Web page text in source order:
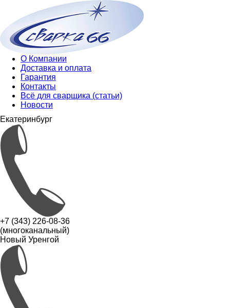
О Компании
Доставка и оплата
Гарантия
Контакты
Всё для сварщика (статьи)
Новости
Екатеринбург
+7 (343) 226-08-36
(многоканальный)
Новый Уренгой